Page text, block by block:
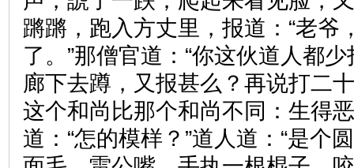
蹡蹡，跑入方丈里，报道：“老爷
了。”那僧官道：“你这伙道人都
廊下去蹲，又报甚么？再说打二
这个和尚比那个和尚不同：生得
道：“怎的模样？”道人道：“是个